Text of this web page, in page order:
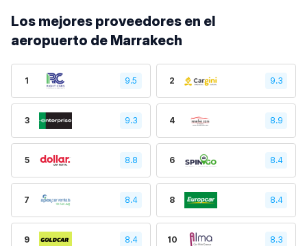
Los mejores proveedores en el
aeropuerto de Marrakech
1 9.5 2 9.3
3 9.3 4 8.9
5 8.8 6 8.4
7 8.4 8 8.4
9 8.4 10 8.3